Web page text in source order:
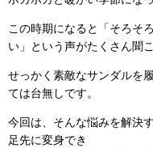
この時期になると「そろそ
い」という声がたくさん聞
せっかく素敵なサンダルを
ては台無しです。
今回は、そんな悩みを解決
足先に変身でき